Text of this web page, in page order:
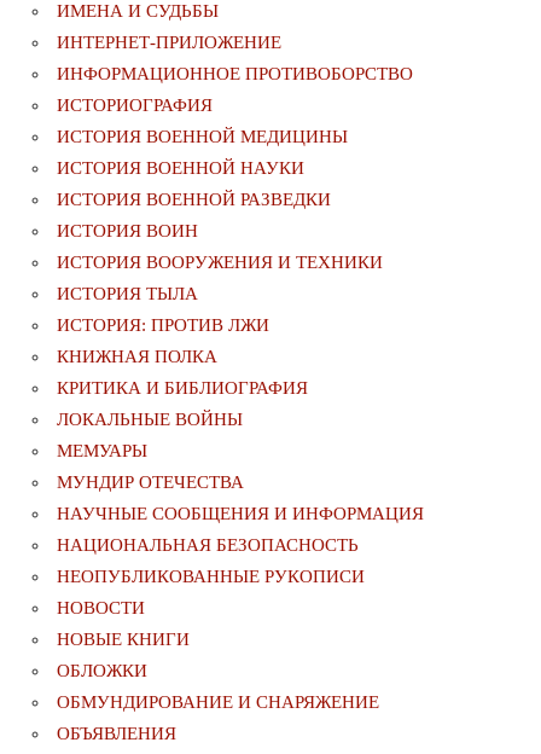
ИМЕНА И СУДЬБЫ
ИНТЕРНЕТ-ПРИЛОЖЕНИЕ
ИНФОРМАЦИОННОЕ ПРОТИВОБОРСТВО
ИСТОРИОГРАФИЯ
ИСТОРИЯ ВОЕННОЙ МЕДИЦИНЫ
ИСТОРИЯ ВОЕННОЙ НАУКИ
ИСТОРИЯ ВОЕННОЙ РАЗВЕДКИ
ИСТОРИЯ ВОИН
ИСТОРИЯ ВООРУЖЕНИЯ И ТЕХНИКИ
ИСТОРИЯ ТЫЛА
ИСТОРИЯ: ПРОТИВ ЛЖИ
КНИЖНАЯ ПОЛКА
КРИТИКА И БИБЛИОГРАФИЯ
ЛОКАЛЬНЫЕ ВОЙНЫ
МЕМУАРЫ
МУНДИР ОТЕЧЕСТВА
НАУЧНЫЕ СООБЩЕНИЯ И ИНФОРМАЦИЯ
НАЦИОНАЛЬНАЯ БЕЗОПАСНОСТЬ
НЕОПУБЛИКОВАННЫЕ РУКОПИСИ
НОВОСТИ
НОВЫЕ КНИГИ
ОБЛОЖКИ
ОБМУНДИРОВАНИЕ И СНАРЯЖЕНИЕ
ОБЪЯВЛЕНИЯ